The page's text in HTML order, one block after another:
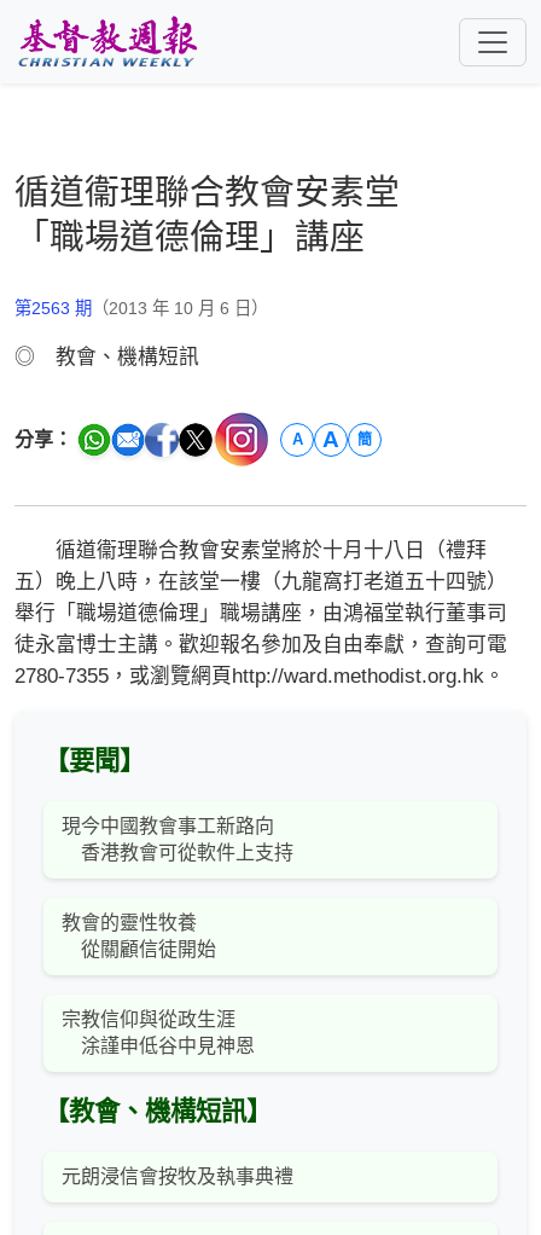
循道衞理聯合教會安素堂
「職場道德倫理」講座
第2563 期 （2013 年 10 月 6 日）
◎ 教會、機構短訊
分享： A A 簡
循道衞理聯合教會安素堂將於十月十八日（禮拜
五）晚上八時，在該堂一樓（九龍窩打老道五十四號）
舉行「職場道德倫理」職場講座，由鴻福堂執行董事司
徒永富博士主講。歡迎報名參加及自由奉獻，查詢可電
2780-7355，或瀏覽網頁http://ward.methodist.org.hk。
【要聞】
現今中國教會事工新路向
香港教會可從軟件上支持
教會的靈性牧養
從關顧信徒開始
宗教信仰與從政生涯
涂謹申低谷中見神恩
【教會、機構短訊】
元朗浸信會按牧及執事典禮